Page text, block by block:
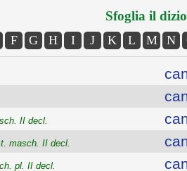
Sfoglia il
F G H I J K L M N
II decl.
masch. II decl.
pl. II decl.